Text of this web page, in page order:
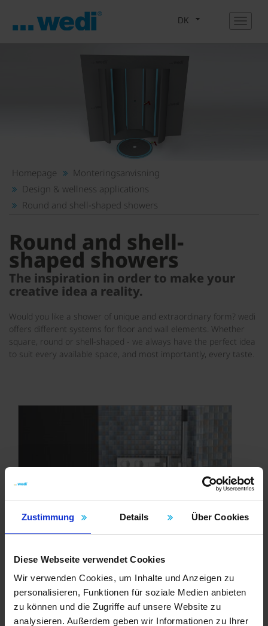
Zustimmung Details Über Cookies
Diese Webseite verwendet Cookies
Wir verwenden Cookies, um Inhalte und Anzeigen zu
personalisieren, Funktionen für soziale Medien anbieten
zu können und die Zugriffe auf unsere Website zu
analysieren. Außerdem geben wir Informationen zu Ihrer
DK
Homepage
Monteringsanvisning
Design & wellness applications
Round and shell-shaped showers
Round and shell-
shaped showers
The inspiration in order to make your
creative idea a reality.
Would you like a shower of unique and extraordinary form? wedi
offers different systems for floor and wall elements. Whether
square, round or shell-shaped - we always have the perfect idea
to suit every available space, and most importantly, every taste.